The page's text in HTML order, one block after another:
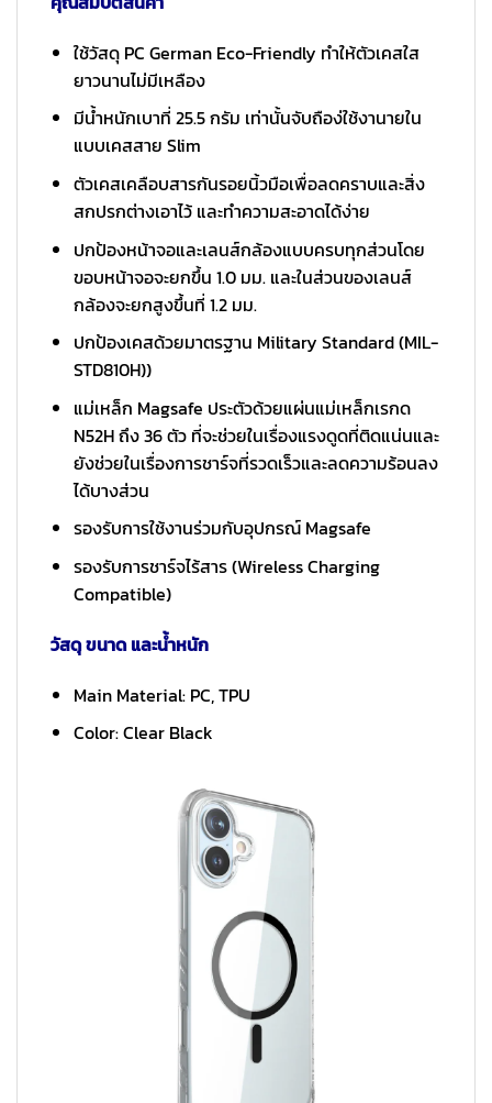
ใช้วัสดุ PC German Eco-Friendly ทำให้ตัวเคสใส
ยาวนานไม่มีเหลือง
มีน้ำหนักเบาที่ 25.5 กรัม เท่านั้นจับถือง่ใช้งานายใน
แบบเคสสาย Slim
ตัวเคสเคลือบสารกันรอยนิ้วมือเพื่อลดคราบและสิ่ง
สกปรกต่างเอาไว้ และทำความสะอาดได้ง่าย
ปกป้องหน้าจอและเลนส์กล้องแบบครบทุกส่วนโดย
ขอบหน้าจอจะยกขึ้น 1.0 มม. และในส่วนของเลนส์
กล้องจะยกสูงขึ้นที่ 1.2 มม.
ปกป้องเคสด้วยมาตรฐาน Military Standard (MIL-
STD810H))
แม่เหล็ก Magsafe ประตัวด้วยแผ่นแม่เหล็กเรกด
N52H ถึง 36 ตัว ที่จะช่วยในเรื่องแรงดูดที่ติดแน่นและ
ยังช่วยในเรื่องการชาร์จที่รวดเร็วและลดความร้อนลง
ได้บางส่วน
รองรับการใช้งานร่วมกับอุปกรณ์ Magsafe
รองรับการชาร์จไร้สาร (Wireless Charging
Compatible)
วัสดุ ขนาด และน้ำหนัก
Main Material: PC, TPU
Color: Clear Black